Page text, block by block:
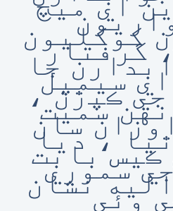
کوکليون
جا
سيمپل
ڪپڙن ،
سميت
سان
، ديا
بابت
سموري
نشانوئي